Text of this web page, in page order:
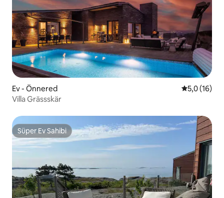
Ev - Önnered 55,0 (16)
Villa Grässskär
Süper Ev Sahibi
Süper Ev Sahibi